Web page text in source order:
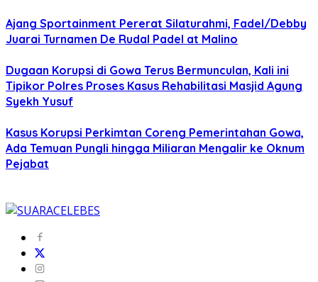
Ajang Sportainment Pererat Silaturahmi, Fadel/Debby
Juarai Turnamen De Rudal Padel at Malino
Dugaan Korupsi di Gowa Terus Bermunculan, Kali ini
Tipikor Polres Proses Kasus Rehabilitasi Masjid Agung
Syekh Yusuf
Kasus Korupsi Perkimtan Coreng Pemerintahan Gowa,
Ada Temuan Pungli hingga Miliaran Mengalir ke Oknum
Pejabat